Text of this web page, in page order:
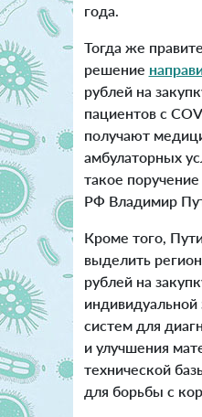
года.
Тогда же
решение
рублей на
пациентов с
получают
амбулаторных
такое
РФ Владимир
Кроме того,
выделить
рублей на
систем для
и улучшения
технической
для борьбы с